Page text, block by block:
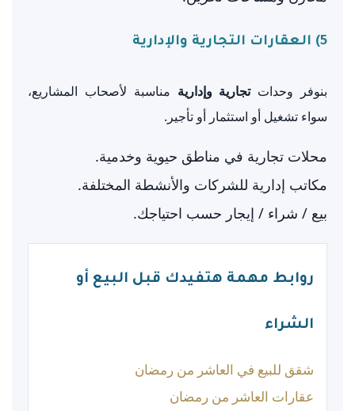
5) العقارات التجارية والإدارية
بنوفر وحداتتجارية وإدارية مناسبة لأصحاب المشاريع،
سواء تشغيل أو استثمار أو تأجير.
محلات تجارية في مناطق حيوية وخدمية.
مكاتب إدارية للشركات والأنشطة المختلفة.
بيع / شراء / إيجار حسب احتياجك.
روابط مهمة هتفيدك قبل البيع أو
الشراء
شقق للبيع في العاشر من رمضان
عقارات العاشر من رمضان